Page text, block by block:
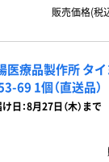
販売価格(税
医療品製作所 タ
69 1個（直送品）
日：8月27日（木）まで